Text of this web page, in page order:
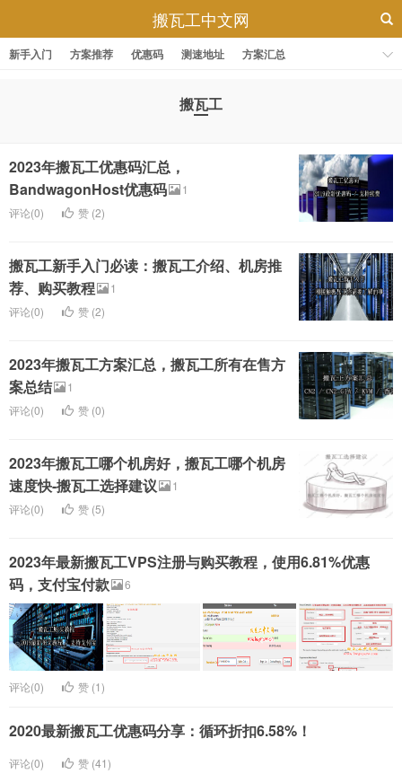
搬瓦工中文网
新手入门 方案推荐 优惠码 测速地址 方案汇总
搬瓦工
2023年搬瓦工优惠码汇总，
BandwagonHost优惠码
1
评论(0)
赞 (2)
搬瓦工新手入门必读：搬瓦工介绍、机房推
荐、购买教程
1
评论(0)
赞 (2)
2023年搬瓦工方案汇总，搬瓦工所有在售方
案总结
1
评论(0)
赞 (0)
2023年搬瓦工哪个机房好，搬瓦工哪个机房
速度快-搬瓦工选择建议
1
评论(0)
赞 (5)
2023年最新搬瓦工VPS注册与购买教程，使用6.81%优惠
码，支付宝付款
6
评论(0) 赞 (1)
2020最新搬瓦工优惠码分享：循环折扣6.58%！
评论(0) 赞 (41)